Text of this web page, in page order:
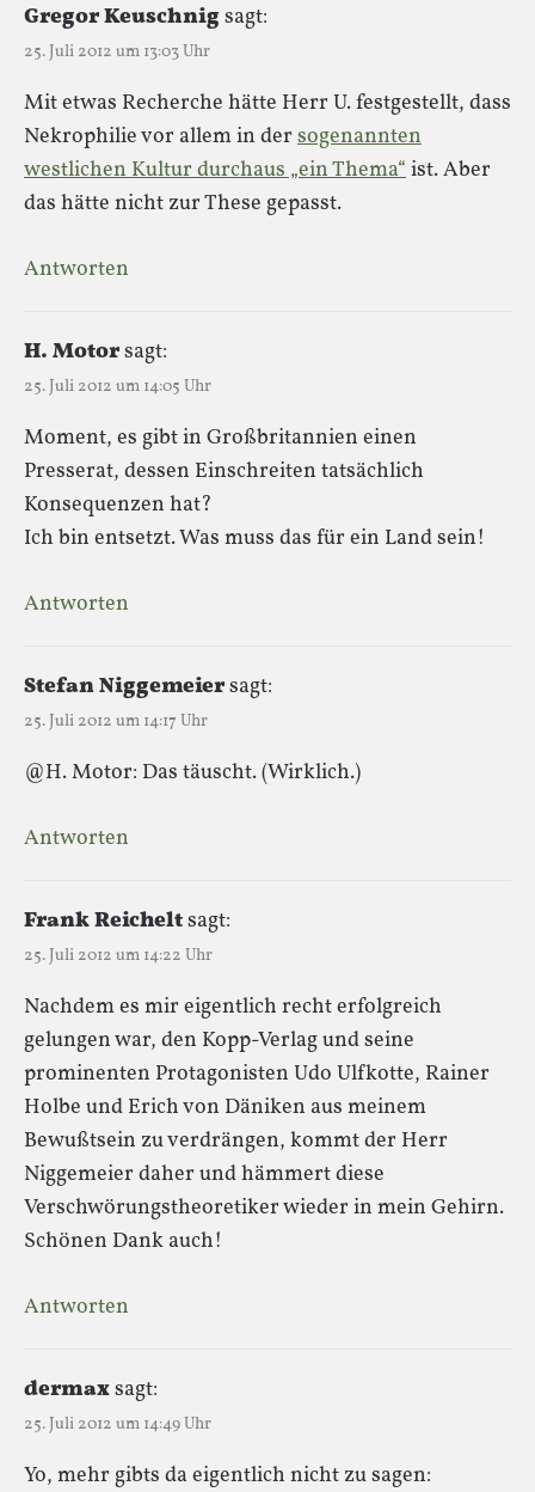
Gregor Keuschnigsagt:
25. Juli 2012 um 13:03 Uhr
Mit etwas Recherche hätte Herr U. festgestellt, dass
Nekrophilie vor allem in der sogenannten
westlichen Kultur durchaus „ein Thema“ist. Aber
das hätte nicht zur These gepasst.
Antworten
H. Motorsagt:
25. Juli 2012 um 14:05 Uhr
Moment, es gibt in Großbritannien einen
Presserat, dessen Einschreiten tatsächlich
Konsequenzen hat?
Ich bin entsetzt. Was muss das für ein Land sein!
Antworten
Stefan Niggemeiersagt:
25. Juli 2012 um 14:17 Uhr
@H. Motor: Das täuscht. (Wirklich.)
Antworten
Frank Reicheltsagt:
25. Juli 2012 um 14:22 Uhr
Nachdem es mir eigentlich recht erfolgreich
gelungen war, den Kopp-Verlag und seine
prominenten Protagonisten Udo Ulfkotte, Rainer
Holbe und Erich von Däniken aus meinem
Bewußtsein zu verdrängen, kommt der Herr
Niggemeier daher und hämmert diese
Verschwörungstheoretiker wieder in mein Gehirn.
Schönen Dank auch!
Antworten
dermaxsagt:
25. Juli 2012 um 14:49 Uhr
Yo, mehr gibts da eigentlich nicht zu sagen: